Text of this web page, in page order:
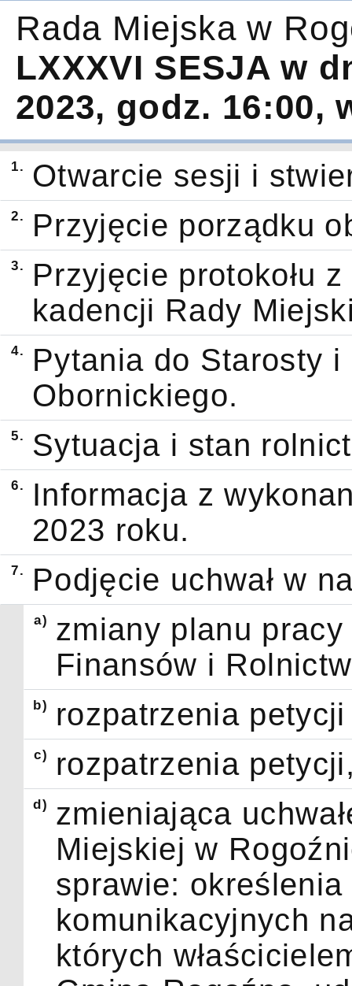
Rada Miejska w
LXXXVI SESJA w
2023, godz. 16:00,
1. Otwarcie sesji i
2. Przyjęcie porządku
3.
Przyjęcie protokołu
kadencji Rady
4.
Pytania do Starosty
Obornickiego.
5. Sytuacja i stan
6.
Informacja z
2023 roku.
7. Podjęcie uchwał w
a)
zmiany planu
Finansów i
b) rozpatrzenia petycji
c) rozpatrzenia
d)
zmieniająca
Miejskiej w
sprawie:
komunikacyjnych
których